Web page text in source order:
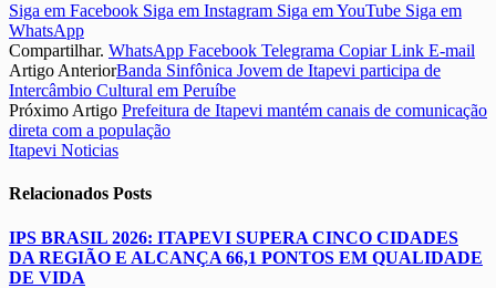
Siga em Facebook Siga em Instagram Siga em YouTube Siga em
WhatsApp
Compartilhar. WhatsApp Facebook Telegrama Copiar Link E-mail
Artigo AnteriorBanda Sinfônica Jovem de Itapevi participa de
Intercâmbio Cultural em Peruíbe
Próximo Artigo Prefeitura de Itapevi mantém canais de comunicação
direta com a população
Itapevi Noticias
Relacionados Posts
IPS BRASIL 2026: ITAPEVI SUPERA CINCO CIDADES
DA REGIÃO E ALCANÇA 66,1 PONTOS EM QUALIDADE
DE VIDA